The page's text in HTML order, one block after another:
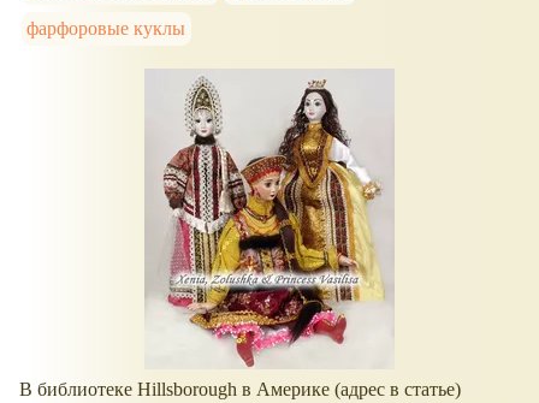
фарфоровые куклы
В библиотеке Hillsborough в Америке (адрес в статье)